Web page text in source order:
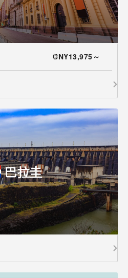
CNY13,975～
巴拉圭